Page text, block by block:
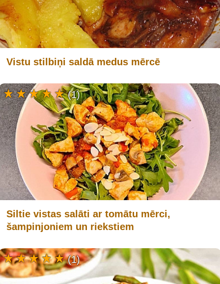
Vistu stilbiņi saldā medus mērcē
Siltie vistas salāti ar tomātu mērci,
šampinjoniem un riekstiem
(1)
(1)